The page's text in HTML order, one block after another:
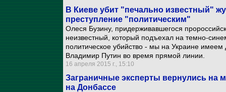
В Киеве убит "печально известный"
преступление "политическим"
Олеся Бузину, придерживавшегося
неизвестный, который подъехал на темно-
политическое убийство - мы на Украине имеем
Владимир Путин во время прямой линии.
16 апреля 2015 г., 15:10
Заграничные эксперты вернулись на
на Донбассе